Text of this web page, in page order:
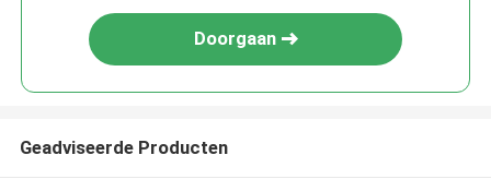
Doorgaan
Geadviseerde Producten